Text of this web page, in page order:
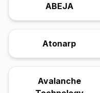
ABEJA
Atonarp
Avalanche